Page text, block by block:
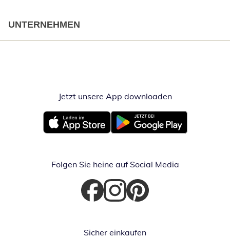
UNTERNEHMEN
Jetzt unsere App downloadenÖffnet in
Öffnet in neuem FensterÖffnet in neuem Fenster
Folgen Sie heine auf Social Media
Öffnet in neuem Fenster
Öffnet in neuem Fenster
Öffnet in neuem Fenster
Sicher einkaufen